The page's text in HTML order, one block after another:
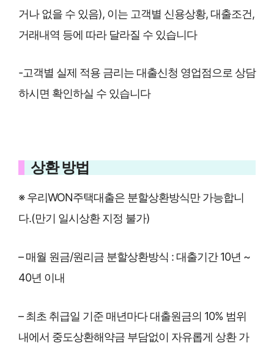
거나 없을 수 있음), 이는 고객별 신용상황, 대출조건,
거래내역 등에 따라 달라질 수 있습니다
-고객별 실제 적용 금리는 대출신청 영업점으로 상담
하시면 확인하실 수 있습니다
상환 방법
※ 우리WON주택대출은 분할상환방식만 가능합니
다.(만기 일시상환 지정 불가)
– 매월 원금/원리금 분할상환방식 : 대출기간 10년 ~
40년 이내
– 최초 취급일 기준 매년마다 대출원금의 10% 범위
내에서 중도상환해약금 부담없이 자유롭게 상환 가